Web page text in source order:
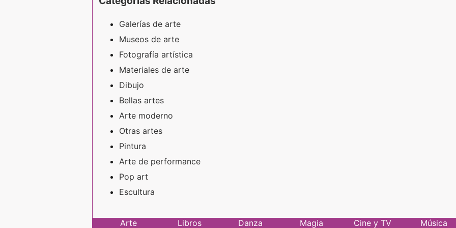
Galerías de arte
Museos de arte
Fotografía artística
Materiales de arte
Dibujo
Bellas artes
Arte moderno
Otras artes
Pintura
Arte de performance
Pop art
Escultura
Arte Libros Danza Magia Cine y TV Música